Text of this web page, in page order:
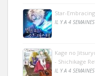
Star-
IL Y A 4
Kage no
- Shichikage
IL Y A 4